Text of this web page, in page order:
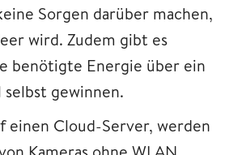
Sorgen darüber machen,
wird. Zudem gibt es
benötigte Energie über ein
selbst gewinnen.
einen Cloud-Server, werden